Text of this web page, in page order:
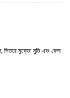
ভিতরে মুক্তো সুতি এবং ফেনা